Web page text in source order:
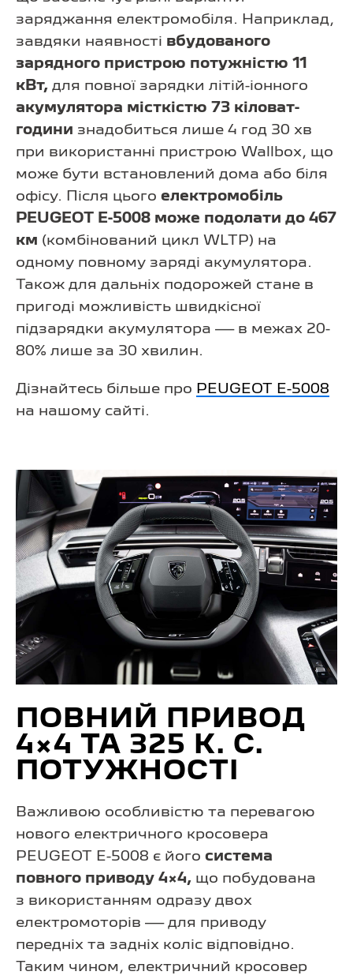
заряджання електромобіля. Наприклад,
завдяки наявності вбудованого
зарядного пристрою потужністю 11
кВт, для повної зарядки літій-іонного
акумулятора місткістю 73 кіловат-
години знадобиться лише 4 год 30 хв
при використанні пристрою Wallbox, що
може бути встановлений дома або біля
офісу. Після цього електромобіль
PEUGEOT E-5008 може подолати до 467
км (комбінований цикл WLTP) на
одному повному заряді акумулятора.
Також для дальніх подорожей стане в
пригоді можливість швидкісної
підзарядки акумулятора — в межах 20-
80% лише за 30 хвилин.
Дізнайтесь більше про PEUGEOT E-5008
на нашому сайті.
ПОВНИЙ ПРИВОД
4×4 ТА 325 К. С.
ПОТУЖНОСТІ
Важливою особливістю та перевагою
нового електричного кросовера
PEUGEOT E-5008 є його система
повного приводу 4×4, що побудована
з використанням одразу двох
електромоторів — для приводу
передніх та задніх коліс відповідно.
Таким чином, електричний кросовер